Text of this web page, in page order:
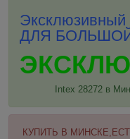
Эксклюзивный
ДЛЯ БОЛЬШОЙ
Intex 28272 в
КУПИТЬ В